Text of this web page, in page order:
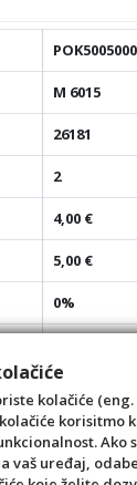
M 6015
26181
2
4,00 €
5,00 €
0%
-
Pravila
kolačiće (eng.
korisitmo
Ako
vaš uređaj,